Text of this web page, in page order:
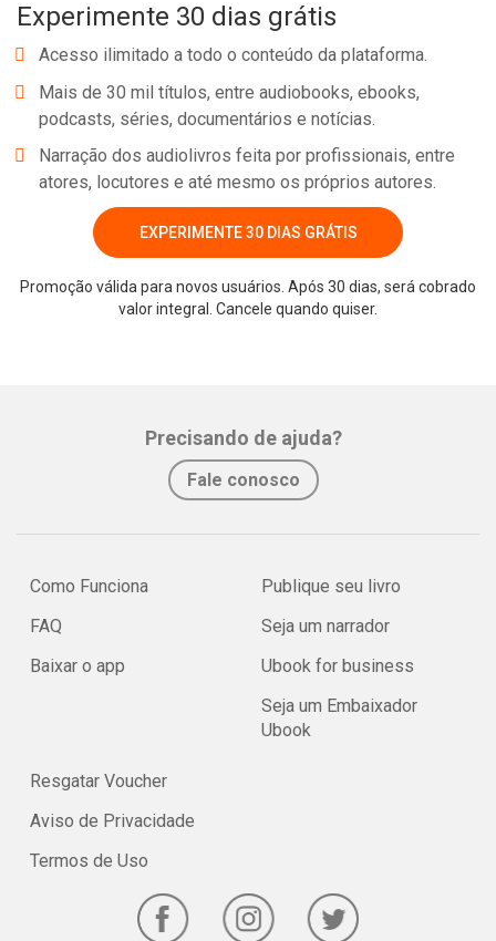
Experimente 30 dias grátis
Acesso ilimitado a todo o conteúdo da plataforma.
Mais de 30 mil títulos, entre audiobooks, ebooks,
podcasts, séries, documentários e notícias.
Narração dos audiolivros feita por profissionais, entre
atores, locutores e até mesmo os próprios autores.
EXPERIMENTE 30 DIAS GRÁTIS
Promoção válida para novos usuários. Após 30 dias, será cobrado
valor integral. Cancele quando quiser.
Precisando de ajuda?
Fale conosco
Como Funciona
FAQ
Baixar o app
Publique seu livro
Seja um narrador
Ubook for business
Seja um Embaixador
Ubook
Resgatar Voucher
Aviso de Privacidade
Termos de Uso